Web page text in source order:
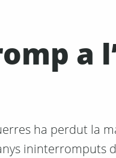
a
ha perdut la
ininterromputs